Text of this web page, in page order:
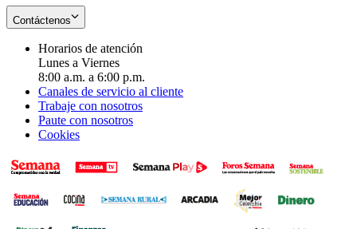
Contáctenos
Horarios de atención
Lunes a Viernes
8:00 a.m. a 6:00 p.m.
Canales de servicio al cliente
Trabaje con nosotros
Paute con nosotros
Cookies